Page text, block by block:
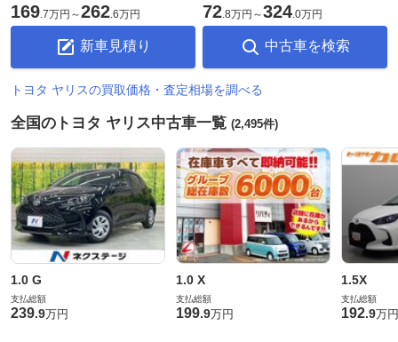
169.7万円 ～262.6万円
新車見積り
72.8万円 ～324.0万円
中古車を検索
トヨタ ヤリスの買取価格・査定相場を調べる
全国のトヨタ ヤリス中古車一覧 (2,495件)
1.0 G
支払総額
239.9万円
1.0 X
支払総額
199.9万円
1.5X
支払総額
192.9万円